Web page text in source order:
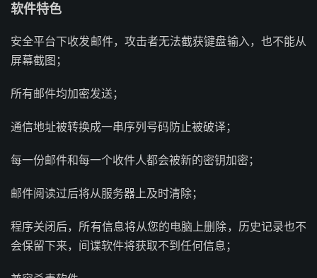
软件特色
安全平台下收发邮件，攻击者无法截获键盘输入，也不能从
屏幕截图；
所有邮件均加密发送；
通信地址被转换成一串序列号码防止被破译；
每一份邮件和每一个收件人都会被新的密钥加密；
邮件阅读过后将从服务器上及时清除；
程序关闭后，所有信息将从您的电脑上删除，历史记录也不
会保留下来，间谍软件将获取不到任何信息；